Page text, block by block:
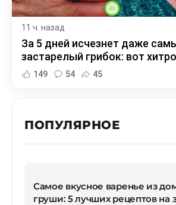
11 ч. назад
За 5 дней исчезнет даже
застарелый грибок: вот
149 54 45
ПОПУЛЯРНОЕ
Самое вкусное варенье из
груши: 5 лучших рецептов на